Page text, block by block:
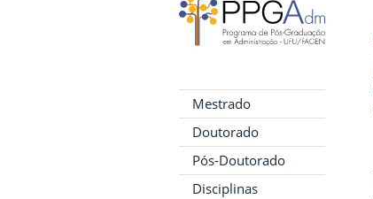
Mestrado
Doutorado
Pós-Doutorado
Disciplinas